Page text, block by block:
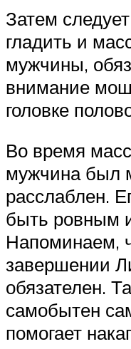
Затем
гладить и
мужчины,
внимание
головке
Во время
мужчина был
расслаблен.
быть ровным
Напоминаем,
завершении
обязателен.
самобытен
помогает